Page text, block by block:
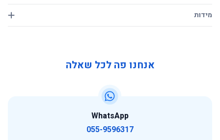
מידות
אנחנו פה לכל שאלה
WhatsApp
055-9596317